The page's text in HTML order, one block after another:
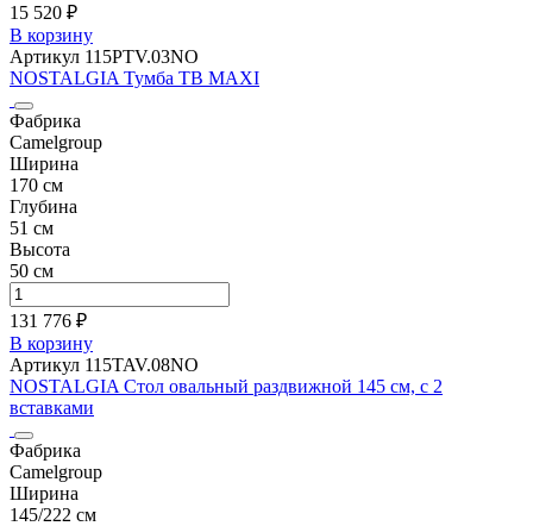
15 520 ₽
В корзину
Артикул 115PTV.03NO
NOSTALGIA Тумба ТВ MAXI
Фабрика
Camelgroup
Ширина
170 см
Глубина
51 см
Высота
50 см
131 776 ₽
В корзину
Артикул 115TAV.08NO
NOSTALGIA Стол овальный раздвижной 145 см, с 2
вставками
Фабрика
Camelgroup
Ширина
145/222 см